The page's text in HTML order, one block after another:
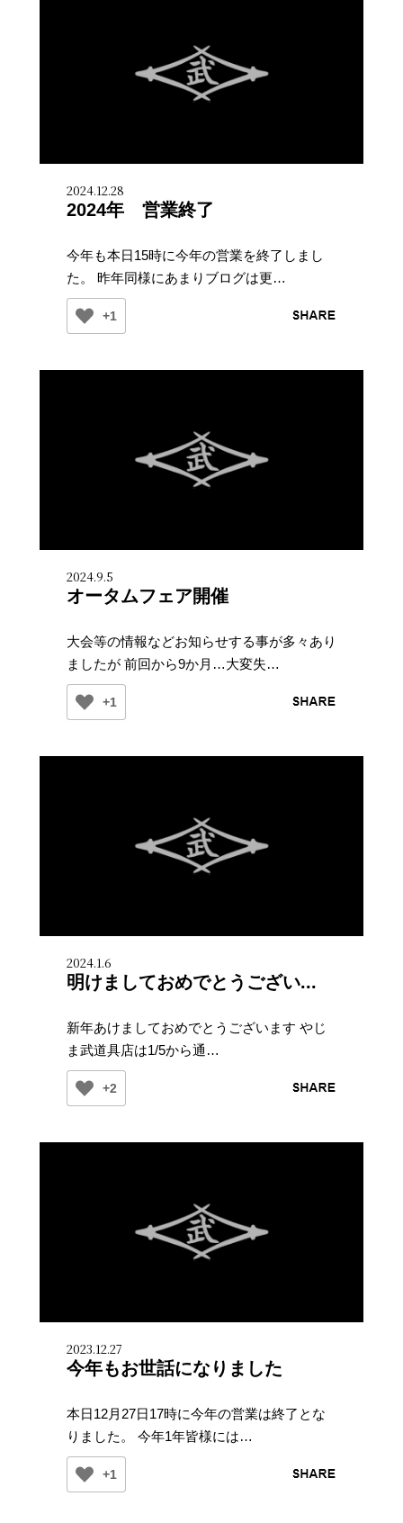
2024.12.28
2024年 営業終了
今年も本日15時に今年の営業を終了しまし
た。 昨年同様にあまりブログは更…
+1
2024.9.5
オータムフェア開催
大会等の情報などお知らせする事が多々あり
ましたが 前回から9か月…大変失…
+1
2024.1.6
明けましておめでとうござい...
新年あけましておめでとうございます やじ
ま武道具店は1/5から通…
+2
2023.12.27
今年もお世話になりました
本日12月27日17時に今年の営業は終了とな
りました。 今年1年皆様には…
+1